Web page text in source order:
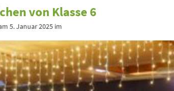
von Klasse 6
5. Januar 2025 im